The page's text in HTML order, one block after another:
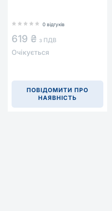
0 відгуків
619 ₴ з ПДВ
Очікується
ПОВІДОМИТИ ПРО
НАЯВНІСТЬ